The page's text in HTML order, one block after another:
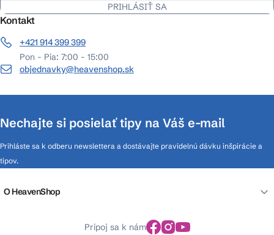
PRIHLÁSIŤ SA
Kontakt
+421 914 399 399
Pon - Pia: 7:00 - 15:00
objednavky@heavenshop.sk
Nechajte si posielať tipy na Váš e-mail
Prihláste sa k odberu newslettera a dostávajte pravidelnú dávku inšpirácie a
tipov.
O HeavenShop
Pripoj sa k nám